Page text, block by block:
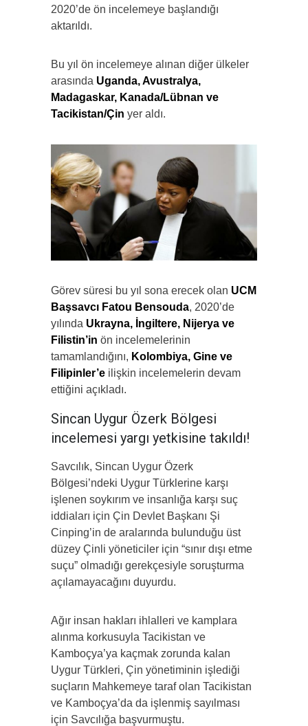
2020’de ön incelemeye başlandığı
aktarıldı.
Bu yıl ön incelemeye alınan diğer ülkeler
arasında Uganda, Avustralya,
Madagaskar, Kanada/Lübnan ve
Tacikistan/Çin yer aldı.
Görev süresi bu yıl sona erecek olan UCM
Başsavcı Fatou Bensouda, 2020’de
yılında Ukrayna, İngiltere, Nijerya ve
Filistin’in ön incelemelerinin
tamamlandığını, Kolombiya, Gine ve
Filipinler’e ilişkin incelemelerin devam
ettiğini açıkladı.
Sincan Uygur Özerk Bölgesi
incelemesi yargı yetkisine takıldı!
Savcılık, Sincan Uygur Özerk
Bölgesi’ndeki Uygur Türklerine karşı
işlenen soykırım ve insanlığa karşı suç
iddiaları için Çin Devlet Başkanı Şi
Cinping’in de aralarında bulunduğu üst
düzey Çinli yöneticiler için “sınır dışı etme
suçu” olmadığı gerekçesiyle soruşturma
açılamayacağını duyurdu.
Ağır insan hakları ihlalleri ve kamplara
alınma korkusuyla Tacikistan ve
Kamboçya’ya kaçmak zorunda kalan
Uygur Türkleri, Çin yönetiminin işlediği
suçların Mahkemeye taraf olan Tacikistan
ve Kamboçya’da da işlenmiş sayılması
için Savcılığa başvurmuştu.